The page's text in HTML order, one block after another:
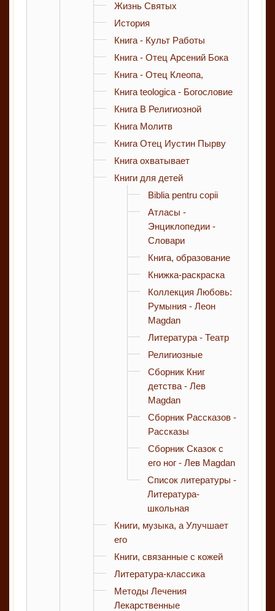
Жизнь Святых
История
Книга - Культ Работы
Книга - Отец Арсений Бока
Книга - Отец Клеопа,
Книга teologica - Богословие
Книга В Религиозной
Книга Молитв
Книга Отец Иустин Пырву
Книга охватывает
Книги для детей
Biblia pentru copii
Атласы -
Энциклопедии -
Словари
Книга, образование
Книжка-раскраска
Коллекция Любовь:
Румыния - Леон
Magdan
Литература - Театр
Религиозные
Сборник Книг
детства - Лев
Magdan
Сборник Рассказов -
Рассказы
Сборник Сказок с
его ног - Лев Magdan
Список литературы -
Литература-
школьная
Книги, музыка, а Улучшает
его
Книги, связанные с кожей
Литература-классика
Методы Лечения
Лекарственные